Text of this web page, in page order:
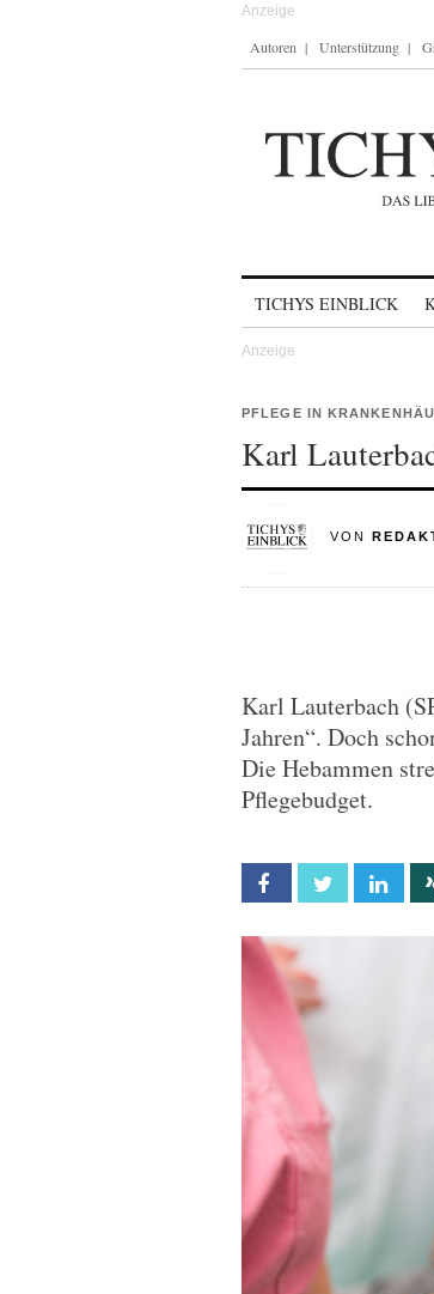
Autoren Unterstützung
TICHYS EINBLICK
PFLEGE IN
Karl
VON
Karl Lauterbach
Jahren“. Doch
Die Hebammen
Pflegebudget.
Facebook Twitter